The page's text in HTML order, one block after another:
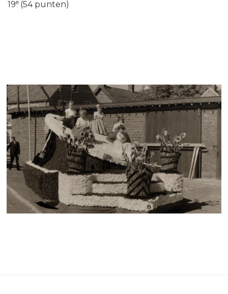
19e (54 punten)